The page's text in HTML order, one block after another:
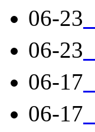
06-23
06-23
06-17
06-17